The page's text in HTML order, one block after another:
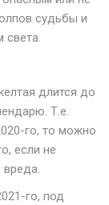
судьбы и
света.
длится до
Т.е.
го, то можно
если не
го, под